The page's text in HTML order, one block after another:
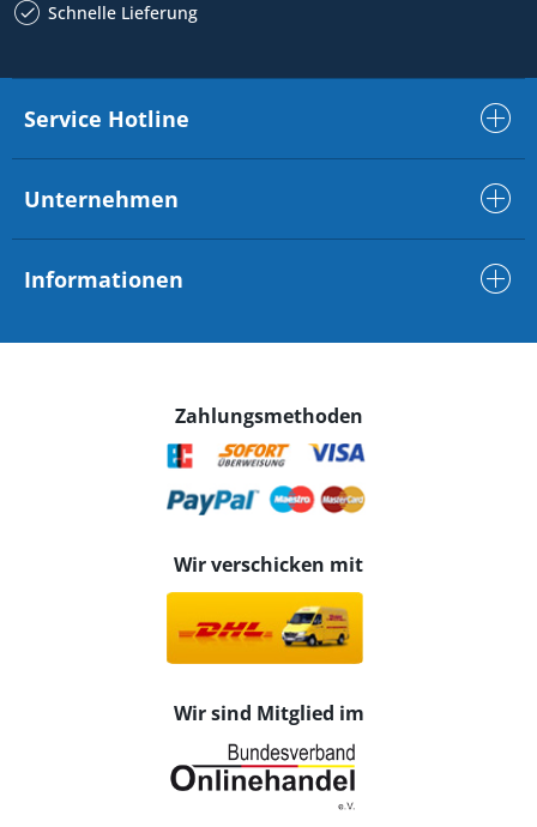
Schnelle Lieferung
Service Hotline
Unternehmen
Informationen
Zahlungsmethoden
Wir verschicken mit
Wir sind Mitglied im